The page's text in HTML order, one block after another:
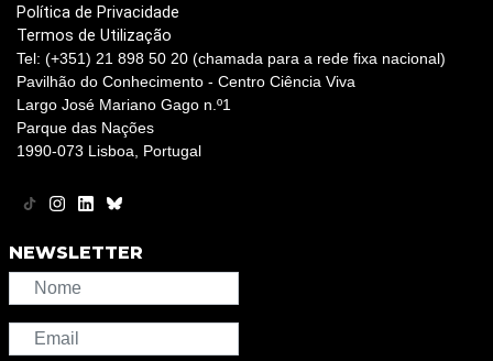
Política de Privacidade
Termos de Utilização
Tel: (+351) 21 898 50 20 (chamada para a rede fixa nacional)
Pavilhão do Conhecimento - Centro Ciência Viva
Largo José Mariano Gago n.º1
Parque das Nações
1990-073 Lisboa, Portugal
NEWSLETTER